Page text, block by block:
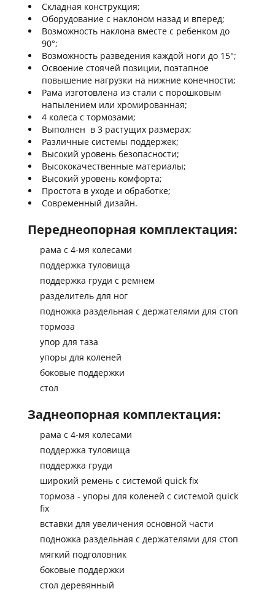
Складная конструкция;
Оборудование с наклоном назад и вперед;
Возможность наклона вместе с ребенком до
90°;
Возможность разведения каждой ноги до 15°;
Освоение стоячей позиции, поэтапное
повышение нагрузки на нижние конечности;
Рама изготовлена из стали с порошковым
напылением или хромированная;
4 колеса с тормозами;
Выполнен в 3 растущих размерах;
Различные системы поддержек;
Высокий уровень безопасности;
Высококачественные материалы;
Высокий уровень комфорта;
Простота в уходе и обработке;
Современный дизайн.
Переднеопорная комплектация:
рама с 4-мя колесами
поддержка туловища
поддержка груди с ремнем
разделитель для ног
подножка раздельная с держателями для стоп
тормоза
упор для таза
упоры для коленей
боковые поддержки
стол
Заднеопорная комплектация:
рама с 4-мя колесами
поддержка туловища
поддержка груди
широкий ремень с системой quick fix
тормоза - упоры для коленей с системой quick
fix
вставки для увеличения основной части
подножка раздельная с держателями для стоп
мягкий подголовник
боковые поддержки
стол деревянный